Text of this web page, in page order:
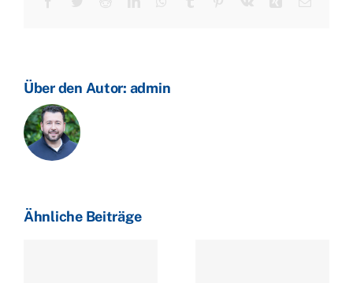
zukommt!
Über den Autor: admin
Ähnliche Beiträge